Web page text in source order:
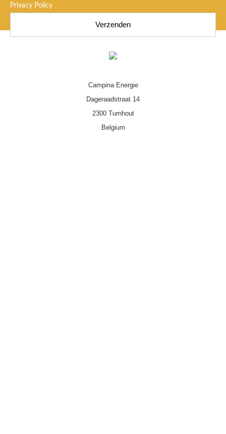
Campina Energie
Dageraadstraat 14
2300 Turnhout
Belgium
Privacy Policy